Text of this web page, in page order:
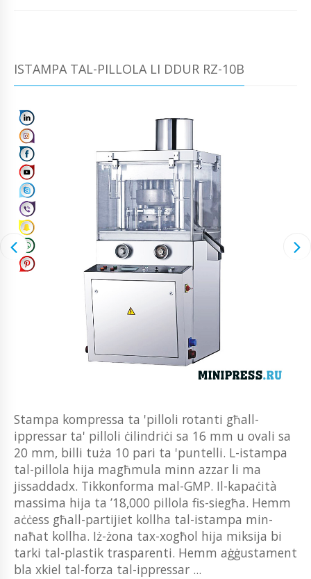
ISTAMPA TAL-PILLOLA LI DDUR RZ-10B
Stampa kompressa ta 'pilloli rotanti għall-
ippressar ta' pilloli ċilindriċi sa 16 mm u ovali sa
20 mm, billi tuża 10 pari ta 'puntelli. L-istampa
tal-pillola hija magħmula minn azzar li ma
jissaddadx. Tikkonforma mal-GMP. Il-kapaċità
massima hija ta ’18,000 pillola fis-siegħa. Hemm
aċċess għall-partijiet kollha tal-istampa min-
naħat kollha. Iż-żona tax-xogħol hija miksija bi
tarki tal-plastik trasparenti. Hemm aġġustament
bla xkiel tal-forza tal-ippressar ...